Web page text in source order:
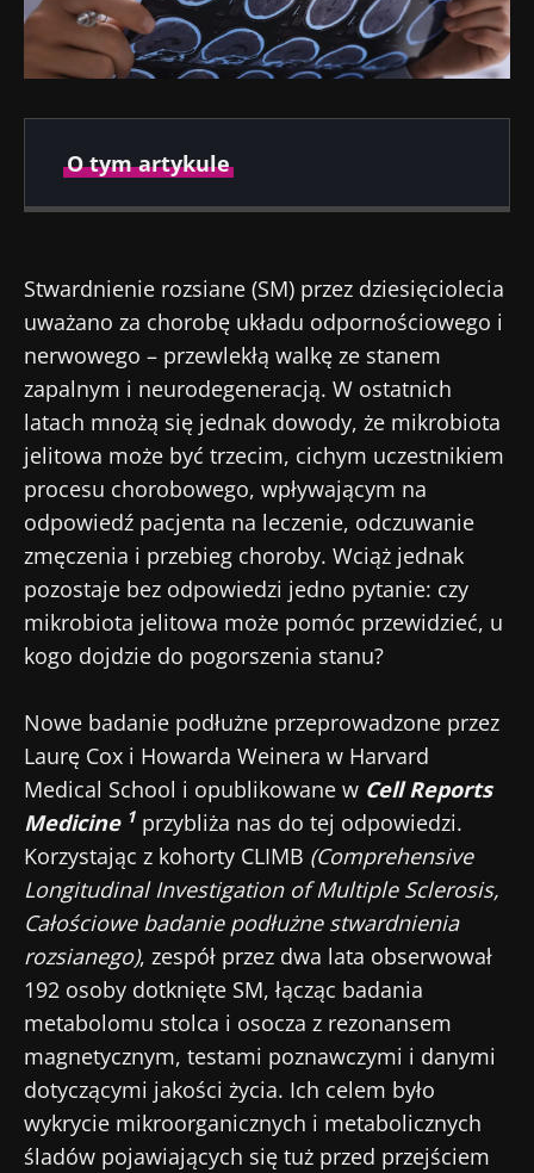
O tym artykule
Stwardnienie rozsiane (SM) przez dziesięciolecia
uważano za chorobę układu odpornościowego i
nerwowego – przewlekłą walkę ze stanem
zapalnym i neurodegeneracją. W ostatnich
latach mnożą się jednak dowody, że mikrobiota
jelitowa może być trzecim, cichym uczestnikiem
procesu chorobowego, wpływającym na
odpowiedź pacjenta na leczenie, odczuwanie
zmęczenia i przebieg choroby. Wciąż jednak
pozostaje bez odpowiedzi jedno pytanie: czy
mikrobiota jelitowa może pomóc przewidzieć, u
kogo dojdzie do pogorszenia stanu?
Nowe badanie podłużne przeprowadzone przez
Laurę Cox i Howarda Weinera w Harvard
Medical School i opublikowane w Cell Reports
Medicine 1 przybliża nas do tej odpowiedzi.
Korzystając z kohorty CLIMB (Comprehensive
Longitudinal Investigation of Multiple Sclerosis,
Całościowe badanie podłużne stwardnienia
rozsianego), zespół przez dwa lata obserwował
192 osoby dotknięte SM, łącząc badania
metabolomu stolca i osocza z rezonansem
magnetycznym, testami poznawczymi i danymi
dotyczącymi jakości życia. Ich celem było
wykrycie mikroorganicznych i metabolicznych
śladów pojawiających się tuż przed przejściem